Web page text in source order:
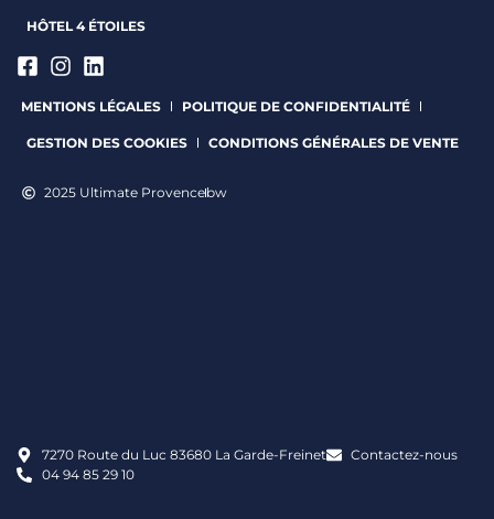
HÔTEL 4 ÉTOILES
MENTIONS LÉGALES POLITIQUE DE CONFIDENTIALITÉ
GESTION DES COOKIES CONDITIONS GÉNÉRALES DE VENTE
2025 Ultimate Provencebw
7270 Route du Luc 83680 La Garde-Freinet
Contactez-nous
04 94 85 29 10